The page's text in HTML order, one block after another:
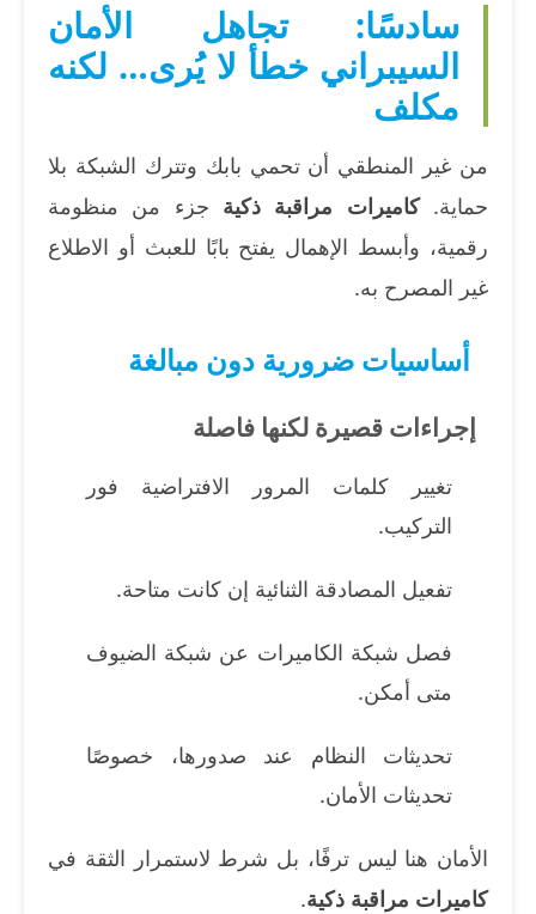
سادسًا: تجاهل الأمان
السيبراني خطأ لا يُرى… لكنه
مكلف
من غير المنطقي أن تحمي بابك وتترك الشبكة بلا
حماية.كاميرات مراقبة ذكية جزء من منظومة
رقمية، وأبسط الإهمال يفتح بابًا للعبث أو الاطلاع
غير المصرح به.
أساسيات ضرورية دون مبالغة
إجراءات قصيرة لكنها فاصلة
تغيير كلمات المرور الافتراضية فور
التركيب.
تفعيل المصادقة الثنائية إن كانت متاحة.
فصل شبكة الكاميرات عن شبكة الضيوف
متى أمكن.
تحديثات النظام عند صدورها، خصوصًا
تحديثات الأمان.
الأمان هنا ليس ترفًا، بل شرط لاستمرار الثقة في
كاميرات مراقبة ذكية.